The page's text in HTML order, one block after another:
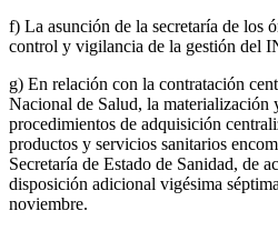
f) La asunción de la secretaría de los
control y vigilancia de la gestión del
g) En relación con la contratación
Nacional de Salud, la materialización
procedimientos de adquisición
productos y servicios sanitarios
Secretaría de Estado de Sanidad, de
disposición adicional vigésima
noviembre.